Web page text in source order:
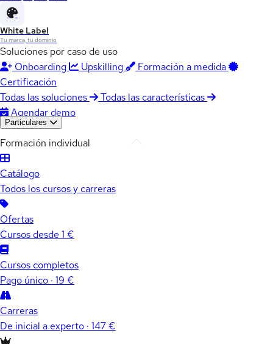
White Label
Tu marca, tu dominio
Soluciones por caso de uso
Onboarding
Upskilling
Formación a medida
Certificación
Todas las soluciones
Todas las características
Agendar demo
Particulares
Formación individual
Catálogo
Todos los cursos y carreras
Ofertas
Cursos desde 1 €
Cursos completos
Pago único · 19 €
Carreras
De inicial a experto · 147 €